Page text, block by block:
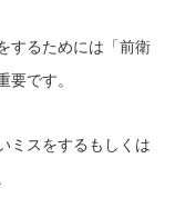
するためには「前衛
です。
ミスをするもしくは